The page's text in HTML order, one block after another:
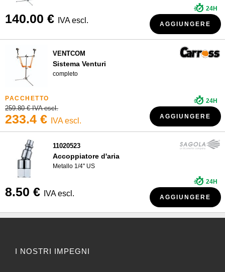
140.00 € IVA escl.
24H
AGGIUNGERE
VENTCOM
Sistema Venturi
completo
259.80 € IVA escl.
233.4 € IVA escl.
24H
AGGIUNGERE
11020523
Accoppiatore d'aria
Metallo 1/4" US
8.50 € IVA escl.
24H
AGGIUNGERE
I NOSTRI IMPEGNI